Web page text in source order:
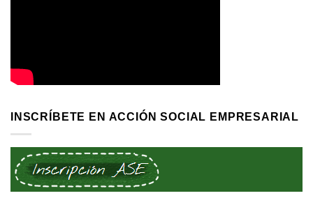
INSCRÍBETE EN ACCIÓN SOCIAL EMPRESARIAL